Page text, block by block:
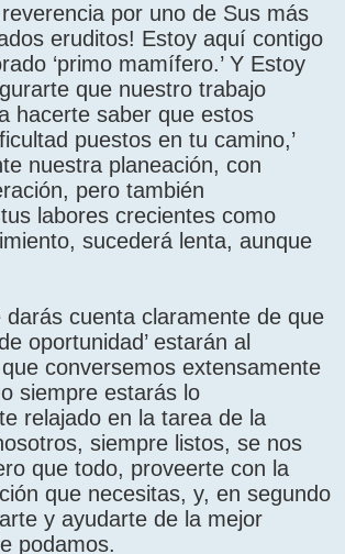
reverencia por uno de Sus más
eruditos! Estoy aquí contigo
‘primo mamífero.’ Y Estoy
que nuestro trabajo
hacerte saber que estos
puestos en tu camino,’
nuestra planeación, con
pero también
labores crecientes como
sucederá lenta, aunque
darás cuenta claramente de que
oportunidad’ estarán al
conversemos extensamente
siempre estarás lo
relajado en la tarea de la
siempre listos, se nos
que todo, proveerte con la
que necesitas, y, en segundo
y ayudarte de la mejor
podamos.